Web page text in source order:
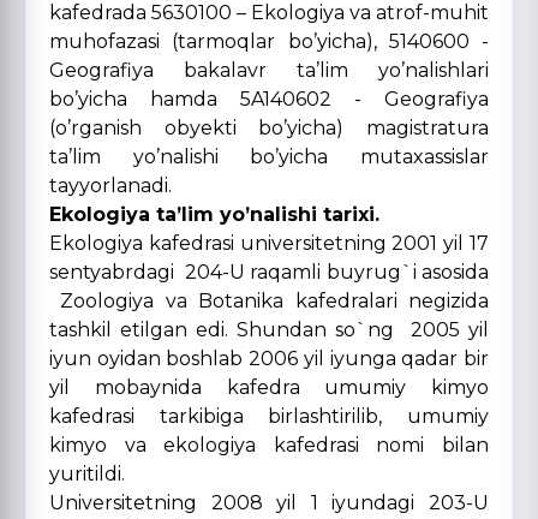
kafedrada 5630100 – Ekologiya va atrof-muhit
muhofazasi (tarmoqlar bo’yicha), 5140600 -
Geografiya bakalavr ta’lim yo’nalishlari
bo’yicha hamda 5A140602 - Geografiya
(o’rganish obyekti bo’yicha) magistratura
ta’lim yo’nalishi bo’yicha mutaxassislar
tayyorlanadi.
Ekologiya ta’lim yo’nalishi tarixi.
Ekologiya kafedrasi universitetning 2001 yil 17
sentyabrdagi 204-U raqamli buyrug`i asosida
Zoologiya va Botanika kafedralari negizida
tashkil etilgan edi. Shundan so`ng 2005 yil
iyun oyidan boshlab 2006 yil iyunga qadar bir
yil mobaynida kafedra umumiy kimyo
kafedrasi tarkibiga birlashtirilib, umumiy
kimyo va ekologiya kafedrasi nomi bilan
yuritildi.
Universitetning 2008 yil 1 iyundagi 203-U